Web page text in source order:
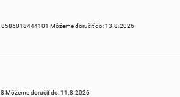
8586018444101 Môžeme doručiť do:13.8.2026
Môžeme doručiť do:11.8.2026